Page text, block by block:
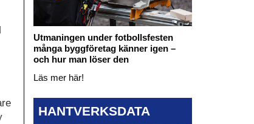
Utmaningen under fotbollsfesten
många byggföretag känner igen –
och hur man löser den
Läs mer här!
HANTVERKSDATA